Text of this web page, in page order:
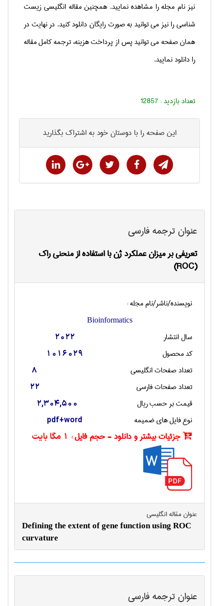
نیز نام مجله را مشاهده نمایید. همچنین مقاله انگلیسی زیست
شناسی را نیز می توانید به صورت رایگان دانلود کنید. در نهایت در
همان صفحه می توانید پس از پرداخت هزینه، ترجمه کامل مقاله
را دانلود نمایید.
تعداد بازدید : 12857
این صفحه را با دوستان خود به اشتراک بگذارید
عنوان ترجمه فارسی
تعریفی بر میزان عملکرد ژن با استفاده از منحنی راک
(ROC)
نویسنده/ناشر/نام مجله :
Bioinformatics
سال انتشار 2022
کد محصول 1016029
تعداد صفحات انگليسی 8
تعداد صفحات فارسی 22
قیمت بر حسب ریال 2,304,500
نوع فایل های ضمیمه pdf+word
جزئیات بیشتر و دانلود - حجم فایل : 1 مگا بایت
عنوان مقاله انگليسی
Defining the extent of gene function using ROC
curvature
عنوان ترجمه فارسی